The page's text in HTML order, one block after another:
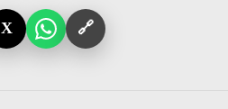
X 🔗